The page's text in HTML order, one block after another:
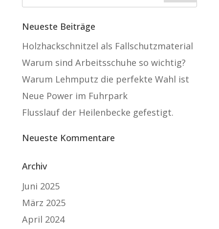
Neueste Beiträge
Holzhackschnitzel als Fallschutzmaterial
Warum sind Arbeitsschuhe so wichtig?
Warum Lehmputz die perfekte Wahl ist
Neue Power im Fuhrpark
Flusslauf der Heilenbecke gefestigt.
Neueste Kommentare
Archiv
Juni 2025
März 2025
April 2024